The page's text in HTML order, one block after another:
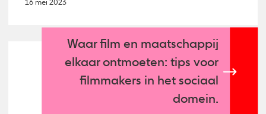
16 mei 2023
Waar film en maatschappij
elkaar ontmoeten: tips voor
filmmakers in het sociaal
domein.